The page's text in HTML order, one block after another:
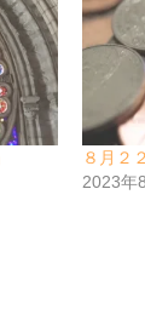
８月２
2023年